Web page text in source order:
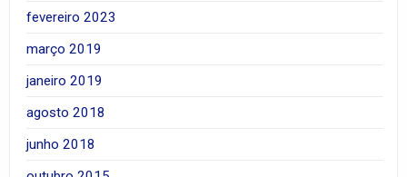
fevereiro 2023
março 2019
janeiro 2019
agosto 2018
junho 2018